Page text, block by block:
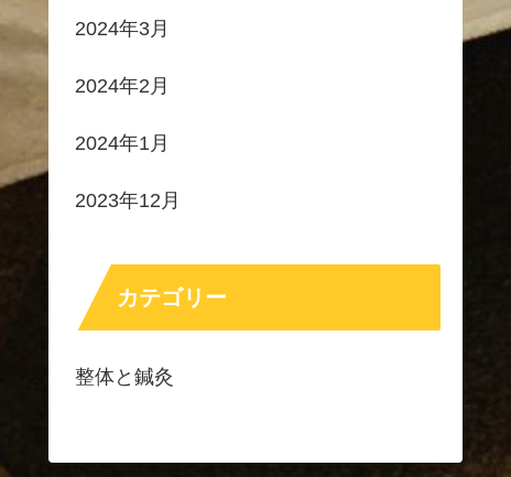
2024年3月
2024年2月
2024年1月
2023年12月
カテゴリー
整体と鍼灸